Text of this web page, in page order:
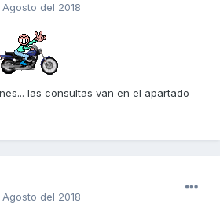
Agosto del 2018
las consultas van en el apartado
Agosto del 2018